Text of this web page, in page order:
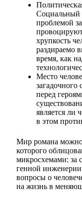
Социальный
проблемой
хрупкость
раздираемо
время, как
Место
загадочного
перед
является ли
в этом
Мир романа можно
которого
микросхемами: за
генной
вопросы о
на жизнь в